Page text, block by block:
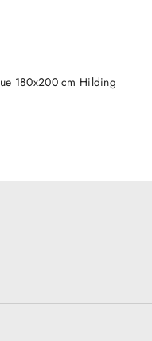
180x200 cm Hilding